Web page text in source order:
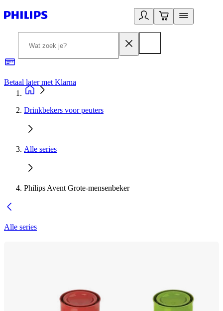
Betaal later met Klarna
Drinkbekers voor peuters
Alle series
Philips Avent Grote-mensenbeker
Alle series